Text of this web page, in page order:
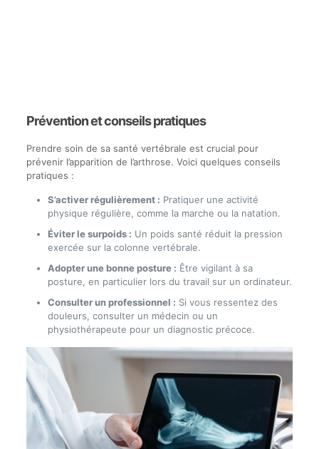
Prévention et conseils pratiques
Prendre soin de sa santé vertébrale est crucial pour
prévenir l’apparition de l’arthrose. Voici quelques conseils
pratiques :
S’activer régulièrement : Pratiquer une activité
physique régulière, comme la marche ou la natation.
Éviter le surpoids : Un poids santé réduit la pression
exercée sur la colonne vertébrale.
Adopter une bonne posture : Être vigilant à sa
posture, en particulier lors du travail sur un ordinateur.
Consulter un professionnel : Si vous ressentez des
douleurs, consulter un médecin ou un
physiothérapeute pour un diagnostic précoce.